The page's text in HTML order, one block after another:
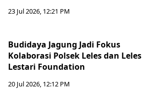
23 Jul 2026, 12:21 PM
Budidaya Jagung Jadi Fokus
Kolaborasi Polsek Leles dan Leles
Lestari Foundation
20 Jul 2026, 12:12 PM